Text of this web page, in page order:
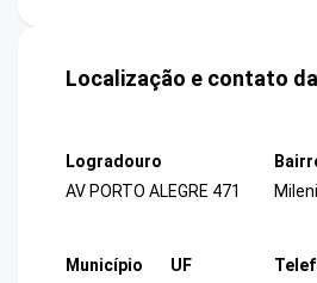
Localização e contato
Logradouro
AV PORTO ALEGRE 471
Município
UF